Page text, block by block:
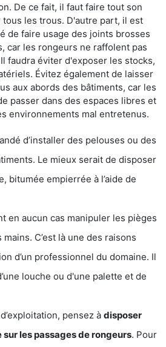
De ce fait, il faut faire tout son
les trous. D'autre part, il est
de faire usage des joints brosses
car les rongeurs ne raffolent pas
faudra éviter d'exposer les stocks,
Évitez également de laisser
aux abords des bâtiments, car les
passer dans des espaces libres et
environnements mal entretenus.
d’installer des pelouses ou des
Le mieux serait de disposer
bitumée empierrée à l’aide de
en aucun cas manipuler les pièges
C’est là une des raisons
d’un professionnel du domaine. Il
louche ou d'une palette et de
pensez à disposer
les passages de rongeurs. Pour